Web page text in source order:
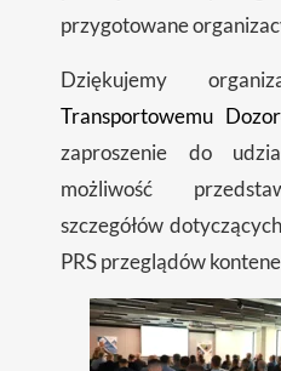
przygotowane
Dziękujemy
Transportowemu
zaproszenie do
możliwość
szczegółów
PRS przeglądów